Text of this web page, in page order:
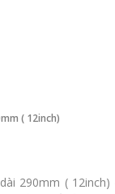
( 12inch)
290mm (